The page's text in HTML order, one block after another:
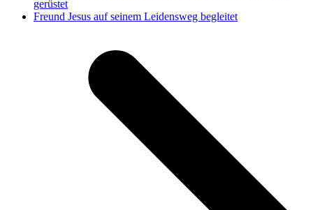
gerüstet
Nächster
Freund Jesus auf seinem Leidensweg begleitet